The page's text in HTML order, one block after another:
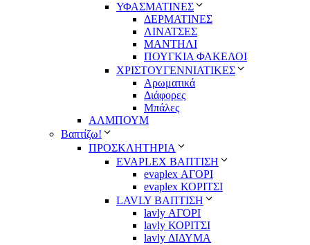
ΥΦΑΣΜΑΤΙΝΕΣ
ΔΕΡΜΑΤΙΝΕΣ
ΛΙΝΑΤΣΕΣ
ΜΑΝΤΗΛΙ
ΠΟΥΓΚΙΑ ΦΑΚΕΛΟΙ
ΧΡΙΣΤΟΥΓΕΝΝΙΑΤΙΚΕΣ
Αρωματικά
Διάφορες
Μπάλες
ΑΛΜΠΟΥΜ
Βαπτίζω!
ΠΡΟΣΚΛΗΤΗΡΙΑ
EVAPLEX ΒΑΠΤΙΣΗ
evaplex ΑΓΟΡΙ
evaplex ΚΟΡΙΤΣΙ
LAVLY ΒΑΠΤΙΣΗ
lavly ΑΓΟΡΙ
lavly ΚΟΡΙΤΣΙ
lavly ΔΙΔΥΜΑ